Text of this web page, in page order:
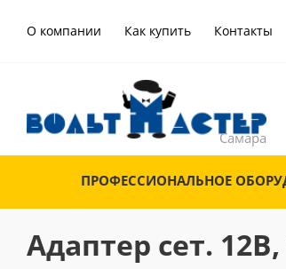
О компании Как купить Контакты
ПРОФЕССИОНАЛЬНОЕ
Адаптер сет. 12В,